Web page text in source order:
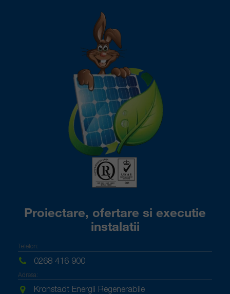
Proiectare, ofertare si executie
instalatii
Telefon:
0268 416 900
Adresa:
Kronstadt Energii Regenerabile